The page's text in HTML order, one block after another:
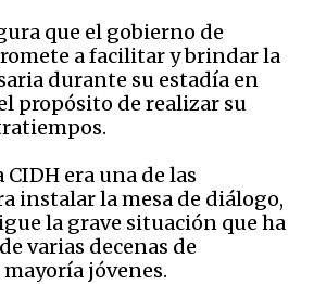
que el gobierno de
a facilitar y brindar la
durante su estadía en
propósito de realizar su
era una de las
instalar la mesa de diálogo,
la grave situación que ha
varias decenas de
jóvenes.